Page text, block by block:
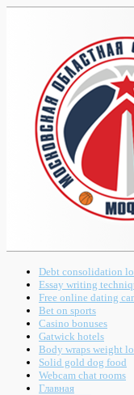
Debt consolidation
Essay writing
Free online dating
Bet on sports
Casino bonuses
Gatwick hotels
Body wraps weight
Solid gold dog food
Webcam chat rooms
Главная